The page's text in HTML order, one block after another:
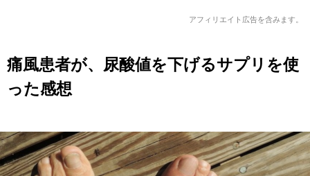
アフィリエイト広告を含みます。
痛風患者が、尿酸値を下げるサプリを使
った感想